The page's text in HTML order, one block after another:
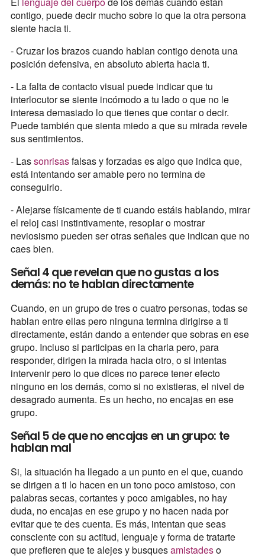
contigo, puede decir mucho sobre lo que la otra persona
siente hacia ti.
- Cruzar los brazos cuando hablan contigo denota una
posición defensiva, en absoluto abierta hacia ti.
- La falta de contacto visual puede indicar que tu
interlocutor se siente incómodo a tu lado o que no le
interesa demasiado lo que tienes que contar o decir.
Puede también que sienta miedo a que su mirada revele
sus sentimientos.
- Lassonrisasfalsas y forzadas es algo que indica que,
está intentando ser amable pero no termina de
conseguirlo.
- Alejarse físicamente de ti cuando estáis hablando, mirar
el reloj casi instintivamente, resoplar o mostrar
neviosismo pueden ser otras señales que indican que no
caes bien.
Señal 4 que revelan que no gustas a los
demás: no te hablan directamente
Cuando, en un grupo de tres o cuatro personas, todas se
hablan entre ellas pero ninguna termina dirigirse a ti
directamente, están dando a entender que sobras en ese
grupo. Incluso si participas en la charla pero, para
responder, dirigen la mirada hacia otro, o si intentas
intervenir pero lo que dices no parece tener efecto
ninguno en los demás, como si no existieras, el nivel de
desagrado aumenta. Es un hecho, no encajas en ese
grupo.
Señal 5 de que no encajas en un grupo: te
hablan mal
Si, la situación ha llegado a un punto en el que, cuando
se dirigen a ti lo hacen en un tono poco amistoso, con
palabras secas, cortantes y poco amigables, no hay
duda, no encajas en ese grupo y no hacen nada por
evitar que te des cuenta. Es más, intentan que seas
consciente con su actitud, lenguaje y forma de tratarte
que prefieren que te alejes y busquesamistadeso